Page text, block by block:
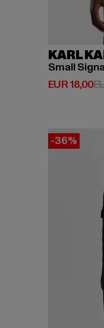
KARL
Small
EUR 18,00
Huidige prijs:
-36%